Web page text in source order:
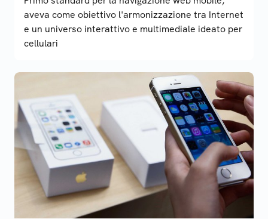
aveva come obiettivo l'armonizzazione tra Internet
e un universo interattivo e multimediale ideato per
cellulari